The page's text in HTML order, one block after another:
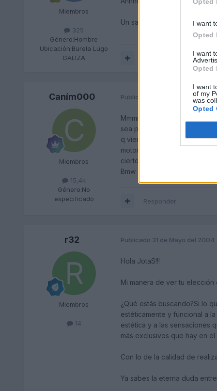
I want
Opted
I want
Opted
I want
of my
was
Opted
Miembros
325
Género:Hombre
Ubicación:Burela Lugo
GALIZA
Un saludiño
Caním000
Miembros
15,4k
Género:No
especificado
Publicado 29 de Mayo del 2004
Mmmm como decis son 2
sea peor,porq el coche es
q viene con el pack M,pero
motores son buenos y la
cierto q justo ese modelo no
Bmw serie M ..donde ya me
Responder
r32
Miembros
14
Publicado 31 de Mayo del 2004
Hola JotaS!!!
Mi manera de ver tu elección
¿Qué estás buscando?Si lo
estéticamente y funcional a
estética y a las sensaciones
más exclusivos que hay en
Con lo de la calidad de
Ya sabes la eterna duda